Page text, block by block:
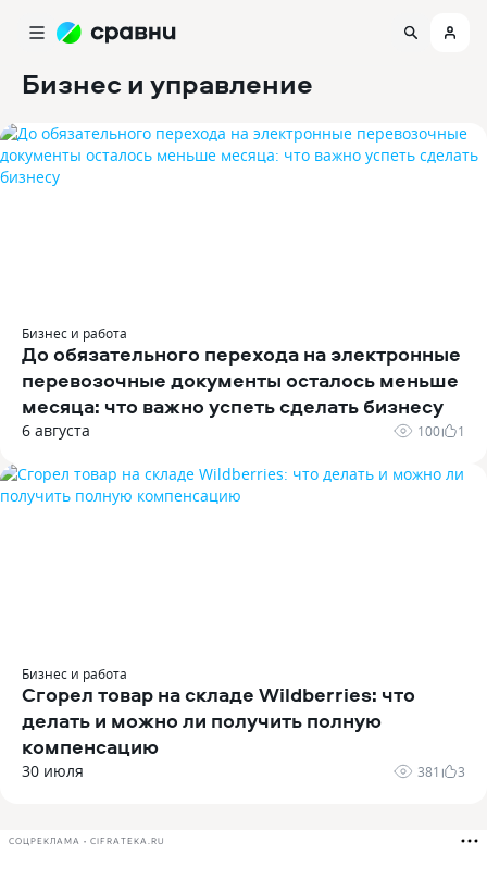
Бизнес и управление
Бизнес и работа
До обязательного перехода на электронные
перевозочные документы осталось меньше
месяца: что важно успеть сделать бизнесу
6 августа 100 1
Бизнес и работа
Сгорел товар на складе Wildberries: что
делать и можно ли получить полную
компенсацию
30 июля 381 3
СОЦРЕКЛАМА • CIFRATEKA.RU